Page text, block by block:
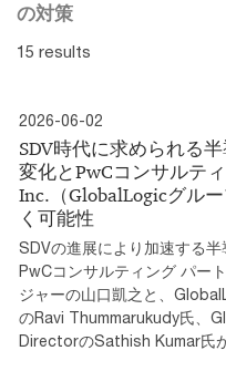
の対策
15 results
2026-06-02
SDV時代に求められる
変化とPwCコンサルテ
Inc.（GlobalLogicグル
く可能性
SDVの進展により加速する半
PwCコンサルティング パー
ジャーの山口凱之と、
のRavi Thummarukudy氏、
DirectorのSathish Kumar氏